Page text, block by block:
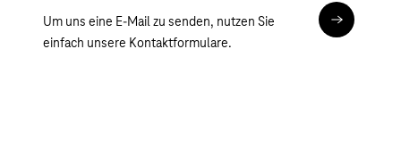
Um uns eine E-Mail zu senden, nutzen Sie
einfach unsere Kontaktformulare.